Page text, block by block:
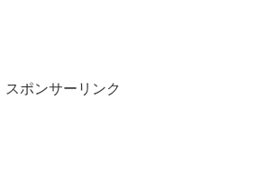
スポンサーリンク